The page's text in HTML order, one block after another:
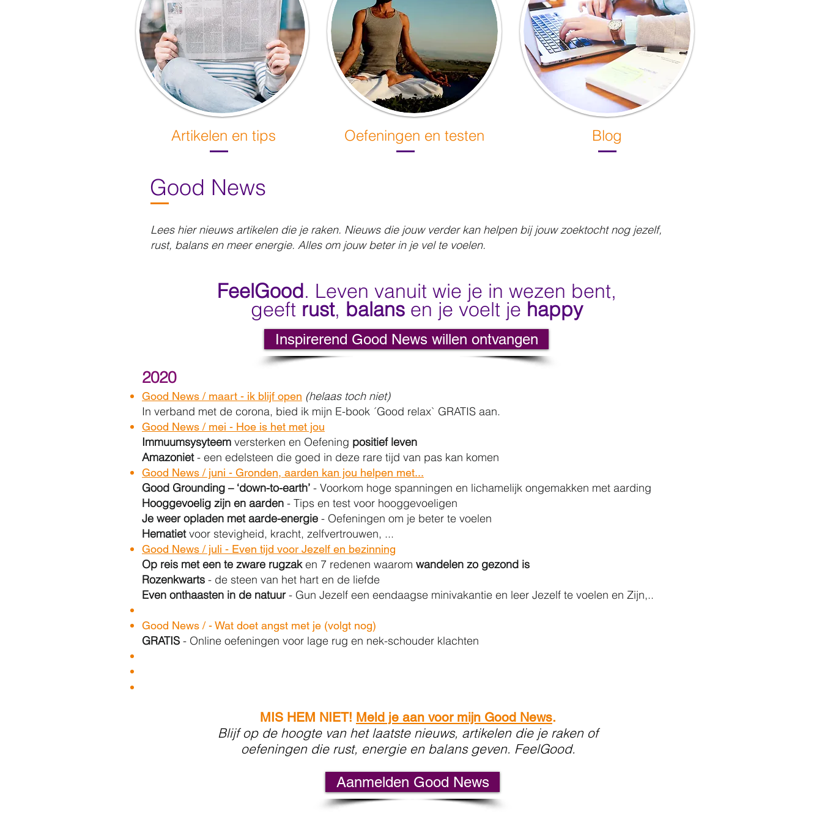
Artikelen en tips Oefeningen en testen Blog
Good News
Lees hier nieuws artikelen die je raken. Nieuws die jouw verder kan helpen bij jouw zoektocht nog jezelf,
rust, balans en meer energie. Alles om jouw beter in je vel te voelen.
FeelGood. Leven vanuit wie je in wezen bent,
geeft rust, balans en je voelt je happy
Inspirerend Good News willen ontvangen
2020
Good News / maart - ik blijf open (helaas toch niet)
In verband met de corona, bied ik mijn E-book ´Good relax` GRATIS aan.
Good News / mei - Hoe is het met jou
Immuumsysyteem versterken en Oefening positief leven
Amazoniet- een edelsteen die goed in deze rare tijd van pas kan komen
Good News / juni - Gronden, aarden kan jou helpen met...
Good Grounding – ‘down-to-earth’ - Voorkom hoge spanningen en lichamelijk ongemakken met aarding
Hooggevoelig zijn en aarden - Tips en test voor hooggevoeligen
Je weer opladen met aarde-energie - Oefeningen om je beter te voelen
Hematietvoor stevigheid, kracht, zelfvertrouwen, ...
Good News / juli - Even tijd voor Jezelf en bezinning
Op reis met een te zware rugzaken 7 redenen waarom wandelen zo gezond is
Rozenkwarts - de steen van het hart en de liefde
Even onthaasten in de natuur- Gun Jezelf een eendaagse minivakantie en leer Jezelf te voelen en Zijn,..
Good News / - Wat doet angst met je (volgt nog)
GRATIS - Online oefeningen voor lage rug en nek-schouder klachten
MIS HEM NIET! Meld je aan voor mijn Good News.
Blijf op de hoogte van het laatste nieuws, artikelen die je raken of
oefeningen die rust, energie en balans geven. FeelGood.
Aanmelden Good News